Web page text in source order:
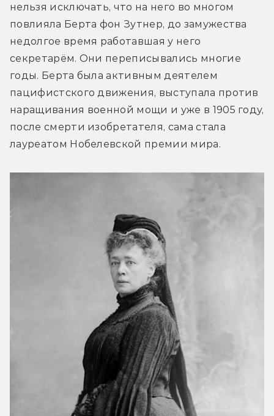
нельзя исключать, что на него во многом
повлияла Берта фон Зутнер, до замужества
недолгое время работавшая у него
секретарём. Они переписывались многие
годы. Берта была активным деятелем
пацифистского движения, выступала против
наращивания военной мощи и уже в 1905 году,
после смерти изобретателя, сама стала
лауреатом Нобелевской премии мира.